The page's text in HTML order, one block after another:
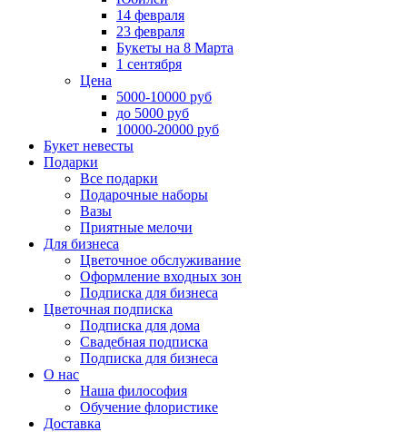
14 февраля
23 февраля
Букеты на 8 Марта
1 сентября
Цена
5000-10000 руб
до 5000 руб
10000-20000 руб
Букет невесты
Подарки
Все подарки
Подарочные наборы
Вазы
Приятные мелочи
Для бизнеса
Цветочное обслуживание
Оформление входных зон
Подписка для бизнеса
Цветочная подписка
Подписка для дома
Свадебная подписка
Подписка для бизнеса
О нас
Наша философия
Обучение флористике
Доставка